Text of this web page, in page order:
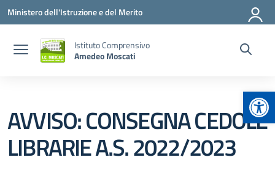
Vai ai contenuti
Vai al menu di navigazione
Vai al footer
Ministero dell'Istruzione e del Merito
Istituto Comprensivo
Amedeo Moscati
AVVISO: CONSEGNA CEDOLE
LIBRARIE A.S. 2022/2023